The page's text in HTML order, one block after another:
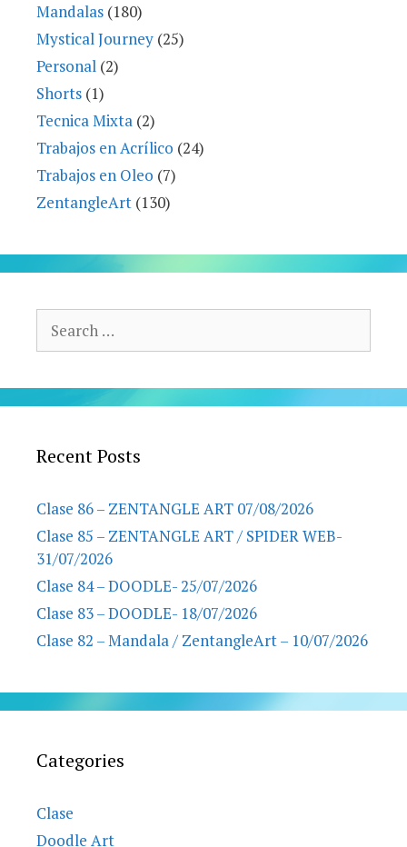
Mandalas (180)
Mystical Journey (25)
Personal (2)
Shorts (1)
Tecnica Mixta (2)
Trabajos en Acrílico (24)
Trabajos en Oleo (7)
ZentangleArt (130)
for:
Recent Posts
Clase 86 – ZENTANGLE ART 07/08/2026
Clase 85 – ZENTANGLE ART / SPIDER WEB-
31/07/2026
Clase 84 – DOODLE- 25/07/2026
Clase 83 – DOODLE- 18/07/2026
Clase 82 – Mandala / ZentangleArt – 10/07/2026
Categories
Clase
Doodle Art